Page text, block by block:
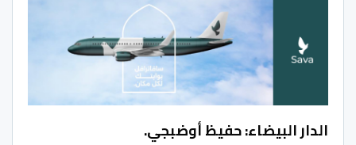
الدار البيضاء: حفيظ أوضبجي.